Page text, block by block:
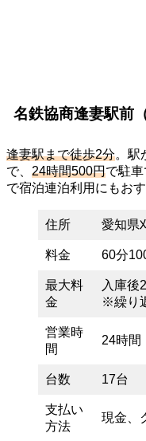
名鉄協商逢妻駅前
逢妻駅まで徒歩2分。駅
で、 24時間500円で駐
で宿泊連泊利用にもおす
住所 愛知県
料金 60分
最大料
金
入庫後
※繰り
営業時
間
24時間
台数 17台
支払い
方法
現金、